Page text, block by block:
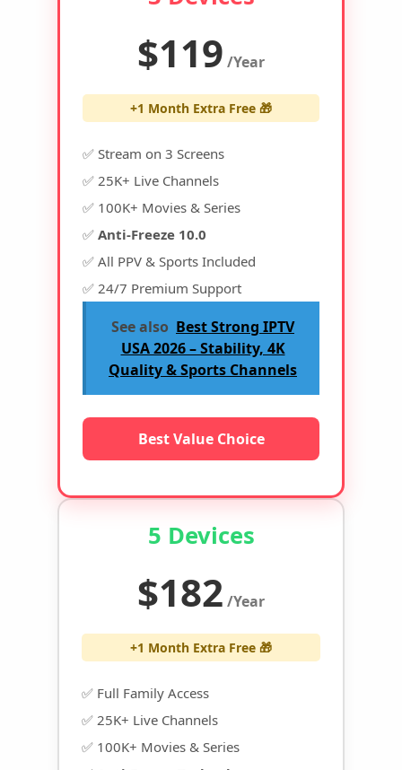
$119 /Year
+1 Month Extra Free 🎁
✅ Stream on 3 Screens
✅ 25K+ Live Channels
✅ 100K+ Movies & Series
✅ Anti-Freeze 10.0
✅ All PPV & Sports Included
✅ 24/7 Premium Support
See also Best Strong IPTV
USA 2026 – Stability, 4K
Quality & Sports Channels
Best Value Choice
5 Devices
$182 /Year
+1 Month Extra Free 🎁
✅ Full Family Access
✅ 25K+ Live Channels
✅ 100K+ Movies & Series